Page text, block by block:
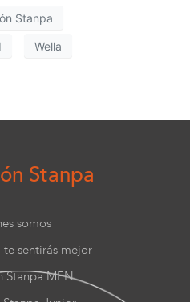
Stanpa
Wella
Stanpa
somos
sentirás mejor
Stanpa MEN